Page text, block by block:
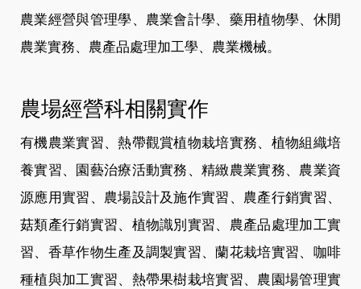
農業經營與管理學、農業會計學、藥用植物學、休閒
農業實務、農產品處理加工學、農業機械。
農場經營科相關實作
有機農業實習、熱帶觀賞植物栽培實務、植物組織培
養實習、園藝治療活動實務、精緻農業實務、農業資
源應用實習、農場設計及施作實習、農產行銷實習、
菇類產行銷實習、植物識別實習、農產品處理加工實
習、香草作物生產及調製實習、蘭花栽培實習、咖啡
種植與加工實習、熱帶果樹栽培實習、農園場管理實